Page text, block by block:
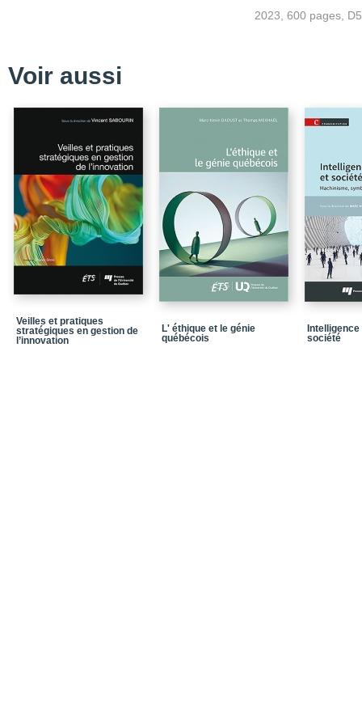
II. Outils
IV. Méthodes de
V. Téléphonie cellulaire
Introduction
VI. Communication par
Quatrième de
2023, 600 pages,
Voir aussi
Veilles et pratiques
stratégiques en gestion de
l’innovation
L' éthique et le génie
québécois
société